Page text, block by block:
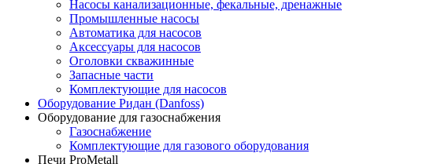
Насосы канализационные, фекальные, дренажные
Промышленные насосы
Автоматика для насосов
Аксессуары для насосов
Оголовки скважинные
Запасные части
Комплектующие для насосов
Оборудование Ридан (Danfoss)
Оборудование для газоснабжения
Газоснабжение
Комплектующие для газового оборудования
Печи ProMetall